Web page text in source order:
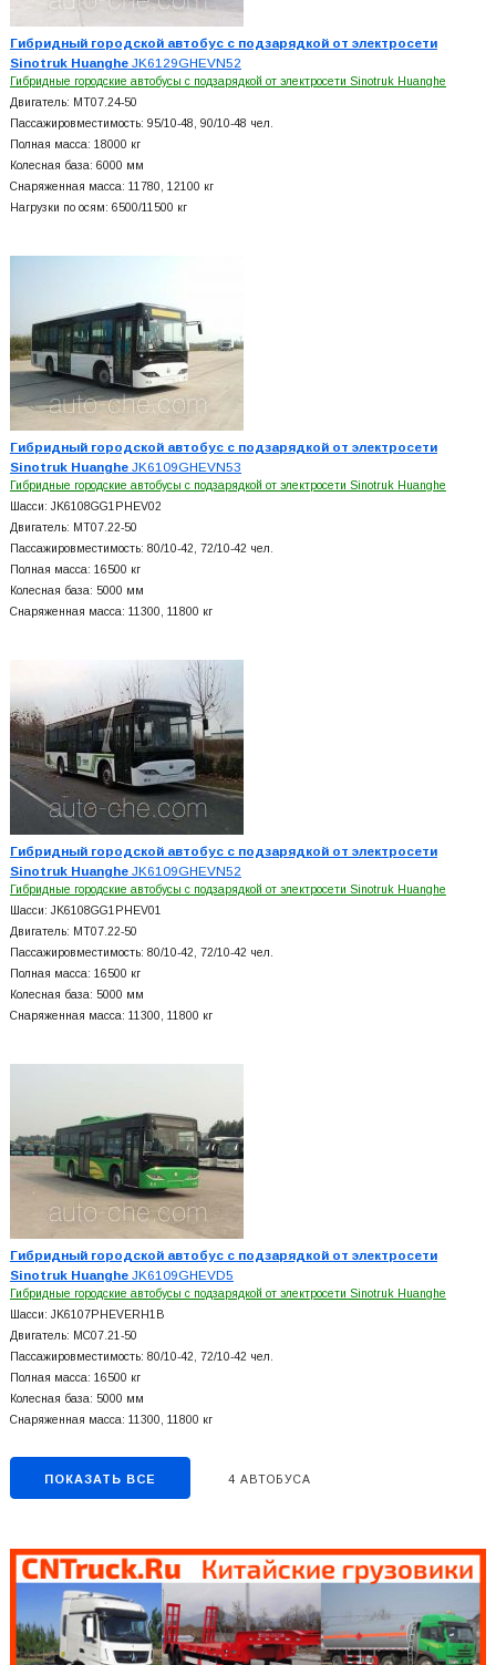
Гибридный городской автобус с подзарядкой от электросети
Sinotruk HuangheJK6129GHEVN52
Гибридные городские автобусы с подзарядкой от электросети Sinotruk Huanghe
Двигатель: MT07.24-50
Пассажировместимость: 95/10-48, 90/10-48 чел.
Полная масса: 18000 кг
Колесная база: 6000 мм
Снаряженная масса: 11780, 12100 кг
Нагрузки по осям: 6500/11500 кг
Гибридный городской автобус с подзарядкой от электросети
Sinotruk HuangheJK6109GHEVN53
Гибридные городские автобусы с подзарядкой от электросети Sinotruk Huanghe
Шасси: JK6108GG1PHEV02
Двигатель: MT07.22-50
Пассажировместимость: 80/10-42, 72/10-42 чел.
Полная масса: 16500 кг
Колесная база: 5000 мм
Снаряженная масса: 11300, 11800 кг
Гибридный городской автобус с подзарядкой от электросети
Sinotruk HuangheJK6109GHEVN52
Гибридные городские автобусы с подзарядкой от электросети Sinotruk Huanghe
Шасси: JK6108GG1PHEV01
Двигатель: MT07.22-50
Пассажировместимость: 80/10-42, 72/10-42 чел.
Полная масса: 16500 кг
Колесная база: 5000 мм
Снаряженная масса: 11300, 11800 кг
Гибридный городской автобус с подзарядкой от электросети
Sinotruk HuangheJK6109GHEVD5
Гибридные городские автобусы с подзарядкой от электросети Sinotruk Huanghe
Шасси: JK6107PHEVERH1B
Двигатель: MC07.21-50
Пассажировместимость: 80/10-42, 72/10-42 чел.
Полная масса: 16500 кг
Колесная база: 5000 мм
Снаряженная масса: 11300, 11800 кг
ПОКАЗАТЬ ВСЕ 4 АВТОБУСА